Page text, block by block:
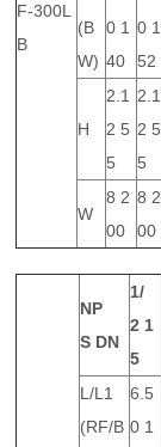
F-300L
B
(B
W)
0 1
40
0 1
52
H
2.1
2 5
5
2.1
2 5
5
W
8 2
00
8 2
00
NP
S DN
1/
2 1
5
L/L1
(RF/B
6.5
0 1